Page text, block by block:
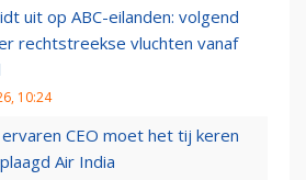
uit op ABC-eilanden: volgend
rechtstreekse vluchten vanaf
10:24
CEO moet het tij keren
Air India